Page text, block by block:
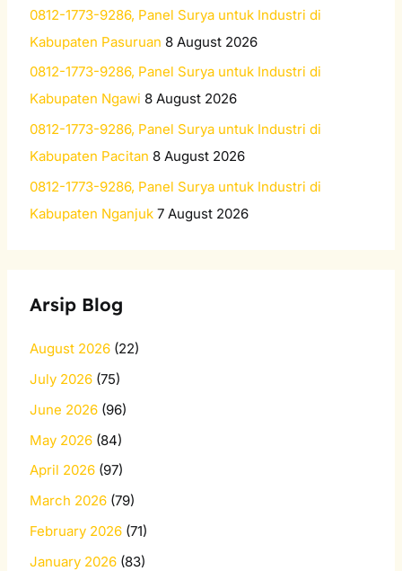
0812-1773-9286, Panel Surya untuk Industri di
Kabupaten Pasuruan 8 August 2026
0812-1773-9286, Panel Surya untuk Industri di
Kabupaten Ngawi 8 August 2026
0812-1773-9286, Panel Surya untuk Industri di
Kabupaten Pacitan 8 August 2026
0812-1773-9286, Panel Surya untuk Industri di
Kabupaten Nganjuk 7 August 2026
Arsip Blog
August 2026 (22)
July 2026 (75)
June 2026 (96)
May 2026 (84)
April 2026 (97)
March 2026 (79)
February 2026 (71)
January 2026 (83)